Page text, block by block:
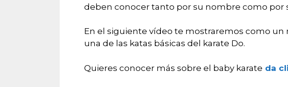
deben conocer tanto por su nombre como por
En el siguiente vídeo te mostraremos como un
una de las katas básicas del karate Do.
Quieres conocer más sobre el baby karate da